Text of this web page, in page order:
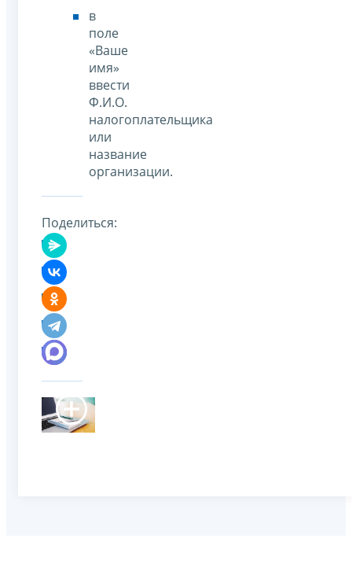
в
поле
«Ваше
имя»
ввести
Ф.И.О.
налогоплательщика
или
название
организации.
Поделиться: